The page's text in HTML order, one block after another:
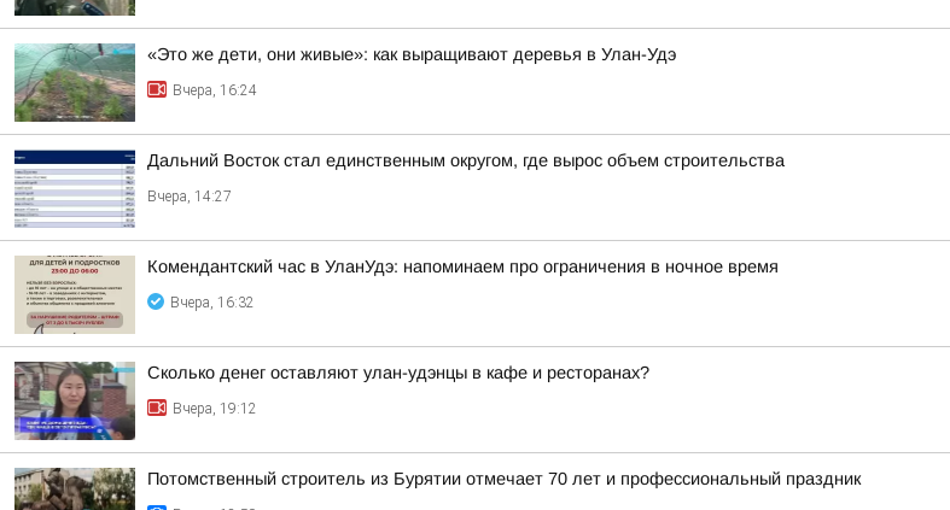
«Это же дети, они живые»: как выращивают деревья в Улан-Удэ
Вчера, 16:24
Дальний Восток стал единственным округом, где вырос объем строительства
Вчера, 14:27
Комендантский час в УланУдэ: напоминаем про ограничения в ночное время
Вчера, 16:32
Сколько денег оставляют улан-удэнцы в кафе и ресторанах?
Вчера, 19:12
Потомственный строитель из Бурятии отмечает 70 лет и профессиональный праздник